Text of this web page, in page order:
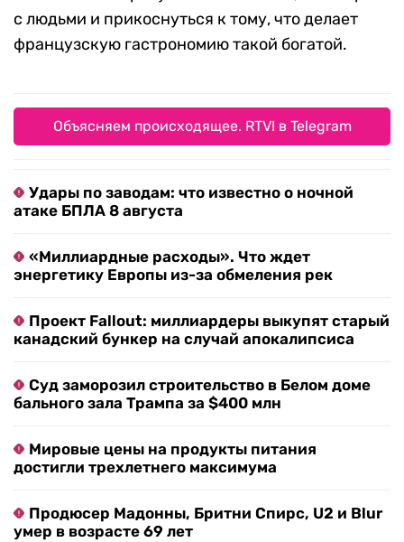
с людьми и прикоснуться к тому, что делает
французскую гастрономию такой богатой.
Объясняем происходящее. RTVI в Telegram
Удары по заводам: что известно о ночной
атаке БПЛА 8 августа
«Миллиардные расходы». Что ждет
энергетику Европы из-за обмеления рек
Проект Fallout: миллиардеры выкупят старый
канадский бункер на случай апокалипсиса
Суд заморозил строительство в Белом доме
бального зала Трампа за $400 млн
Мировые цены на продукты питания
достигли трехлетнего максимума
Продюсер Мадонны, Бритни Спирс, U2 и Blur
умер в возрасте 69 лет